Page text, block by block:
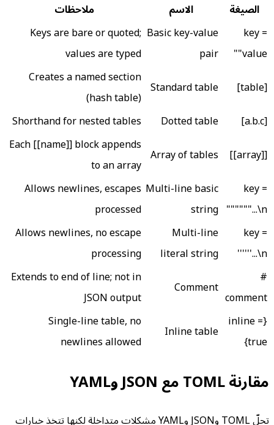
الصيغة
الاسم
ملاحظات
key =
"value"
Basic key-value
pair
Keys are bare or quoted;
values are typed
[table]
Standard table
Creates a named section
(hash table)
[a.b.c]
Dotted table
Shorthand for nested tables
[[array]]
Array of tables
Each [[name]] block appends
to an array
key =
"""...\n"""
Multi-line basic
string
Allows newlines, escapes
processed
key =
'''...\n'''
Multi-line
literal string
Allows newlines, no escape
processing
#
comment
Comment
Extends to end of line; not in
JSON output
{inline =
true}
Inline table
Single-line table, no
newlines allowed
مقارنة TOML مع JSON وYAML
تحلّ TOML وJSON وYAML مشكلات متداخلة لكنها تتخذ خيارات